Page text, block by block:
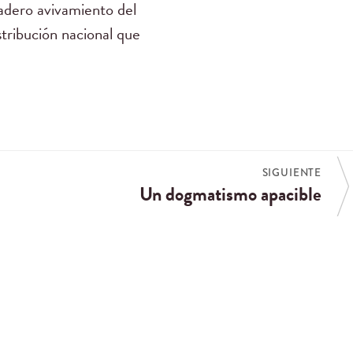
avivamiento del
nacional que
SIGUIENTE
Un dogmatismo apacible